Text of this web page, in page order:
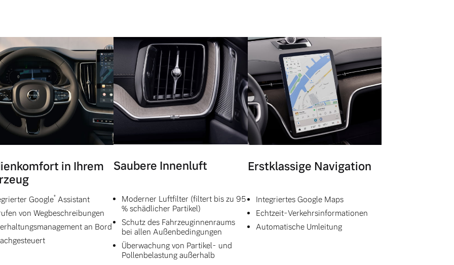
in Ihrem
Google* Assistant
von Wegbeschreibungen
an Bord
Saubere Innenluft
Moderner Luftfilter (filtert bis zu 95
% schädlicher Partikel)
Schutz des Fahrzeuginnenraums
bei allen Außenbedingungen
Überwachung von Partikel- und
Pollenbelastung außerhalb
Erstklassige Navigation
Integriertes Google Maps
Echtzeit-Verkehrsinformationen
Automatische Umleitung